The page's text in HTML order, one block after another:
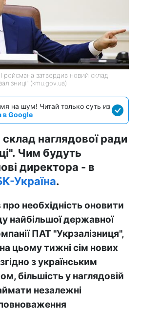
затвердив новий склад
(kmu.gov.ua)
на шум! Читай только суть из
в Google
наглядової ради
Чим будуть
директора - в
Україна.
необхідність оновити
найбільшої державної
ПАТ "Укрзалізниця",
цьому тижні сім нових
з українським
більшість у наглядовій
незалежні